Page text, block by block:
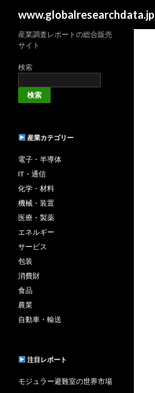
www.globalresearchdata.jp
産業調査レポートの総合販売
サイト
検索
検索
産業カテゴリー
電子・半導体
IT・通信
化学・材料
機械・装置
医療・製薬
エネルギー
サービス
包装
消費財
食品
農業
自動車・輸送
注目レポート
モジュラー避難室の世界市場